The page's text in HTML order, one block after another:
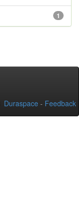
1
Duraspace - Feedback